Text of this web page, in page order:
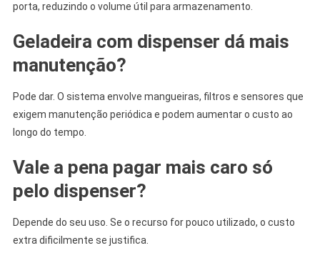
porta, reduzindo o volume útil para armazenamento.
Geladeira com dispenser dá mais
manutenção?
Pode dar. O sistema envolve mangueiras, filtros e sensores que
exigem manutenção periódica e podem aumentar o custo ao
longo do tempo.
Vale a pena pagar mais caro só
pelo dispenser?
Depende do seu uso. Se o recurso for pouco utilizado, o custo
extra dificilmente se justifica.